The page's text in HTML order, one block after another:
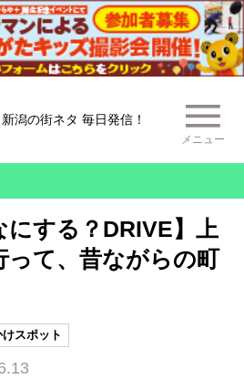
新潟の街ネタ 毎日発信！
メニュー
にする？DRIVE】上
って、昔ながらの町
スポット